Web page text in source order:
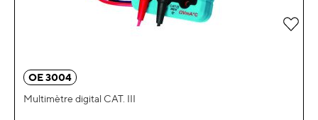
OE 3004
Multimètre digital CAT. III